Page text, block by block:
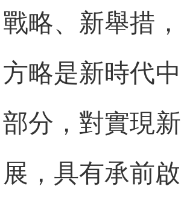
戰略、新舉措
方略是新時代
部分，對實現
展，具有承前